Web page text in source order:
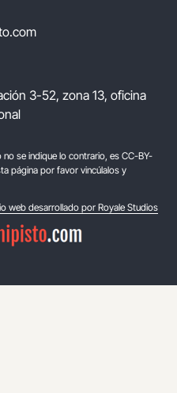
3-52, zona 13, oficina
se indique lo contrario, es CC-BY-
página por favor vincúlalos y
web desarrollado por Royale Studios